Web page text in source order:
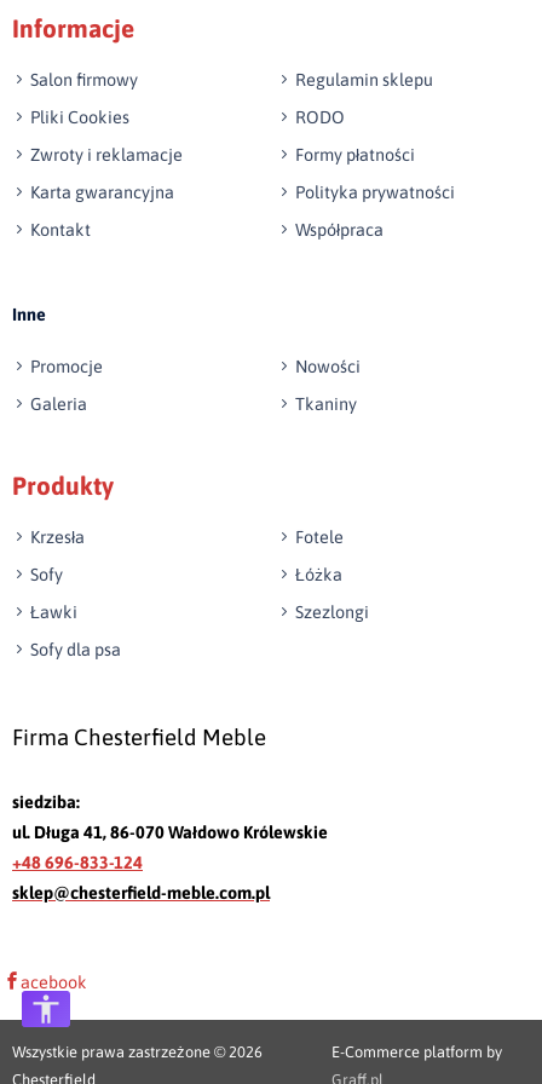
Wyślij opinię
Informacje
Salon firmowy
Regulamin sklepu
Pliki Cookies
RODO
Zwroty i reklamacje
Formy płatności
Karta gwarancyjna
Polityka prywatności
Kontakt
Współpraca
Inne
Promocje
Nowości
Galeria
Tkaniny
Produkty
Krzesła
Fotele
Sofy
Łóżka
Ławki
Szezlongi
Sofy dla psa
Firma Chesterfield Meble
siedziba:
ul. Długa 41, 86-070 Wałdowo Królewskie
+48 696-833-124
sklep@chesterfield-meble.com.pl
acebook
Wszystkie prawa zastrzeżone © 2026
Chesterfield
E-Commerce platform by
Graff.pl